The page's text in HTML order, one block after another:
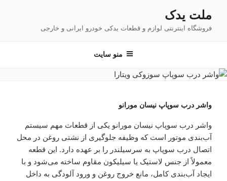
محتوا
ملت یدک
فروشگاه اینترنتی لوازم و قطعات یدکی خودرو ایرانی و خارجی
منو سایت
واشر درب سوپاپ نیسان مورانو
واشر درب سوپاپ نیسان مورانو یکی از قطعات مهم سیستم
آب‌بندی موتور است که وظیفه جلوگیری از نشتی روغن در محل
اتصال درب سوپاپ به سرسیلندر را بر عهده دارد. این قطعه
معمولاً از جنس لاستیک یا سیلیکون مقاوم ساخته می‌شود و با
ایجاد آب‌بندی کامل، مانع خروج روغن و ورود آلودگی به داخل